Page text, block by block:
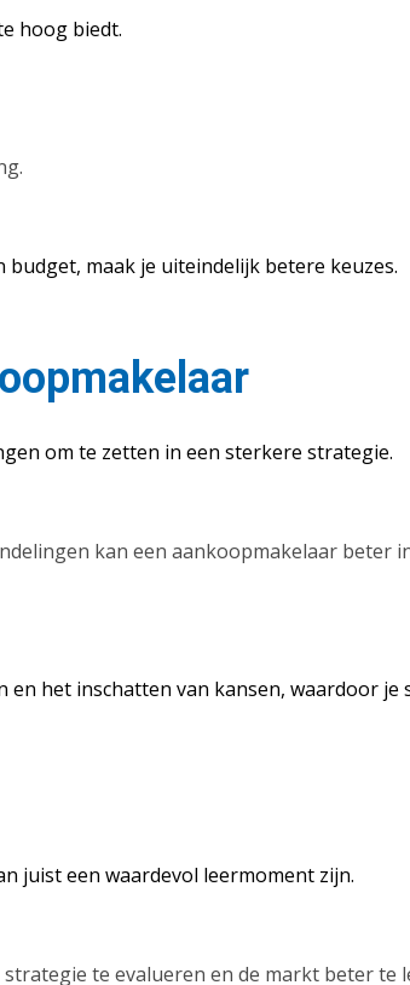
hoog biedt.
maak je uiteindelijk betere keuzes.
om te zetten in een sterkere strategie.
kan een aankoopmakelaar beter
het inschatten van kansen, waardoor
juist een waardevol leermoment zijn.
te evalueren en de markt beter